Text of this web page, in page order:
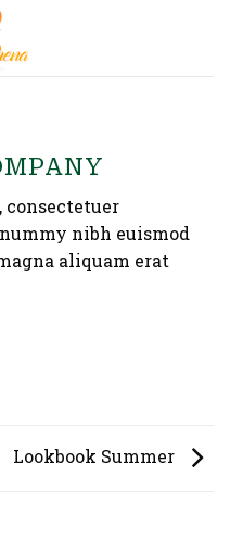
consectetuer
nibh euismod
aliquam erat
Lookbook Summer